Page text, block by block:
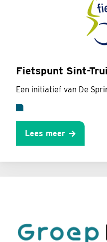
Fietspunt Sint-
Een initiatief van De
Lees meer